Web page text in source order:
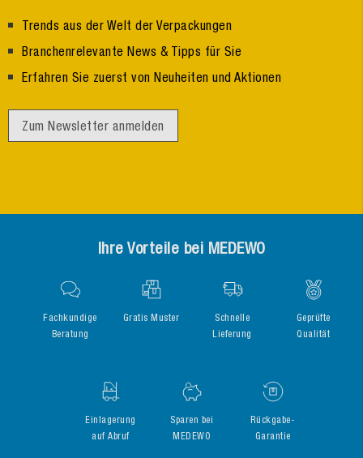
Trends aus der Welt der Verpackungen
Branchenrelevante News & Tipps für Sie
Erfahren Sie zuerst von Neuheiten und Aktionen
Zum Newsletter anmelden
Ihre Vorteile bei MEDEWO
Fachkundige
Beratung
Gratis Muster
Schnelle
Lieferung
Geprüfte
Qualität
Einlagerung
auf Abruf
Sparen bei
MEDEWO
Rückgabe-
Garantie